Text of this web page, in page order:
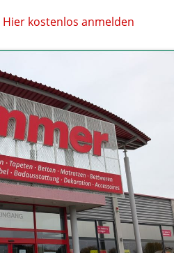
Hier kostenlos anmelden